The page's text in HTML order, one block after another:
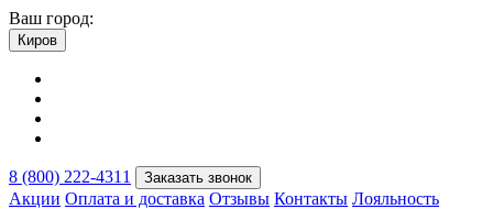
Ваш город:
Киров
8 (800) 222-4311 Заказать звонок
Акции Оплата и доставка Отзывы Контакты Лояльность